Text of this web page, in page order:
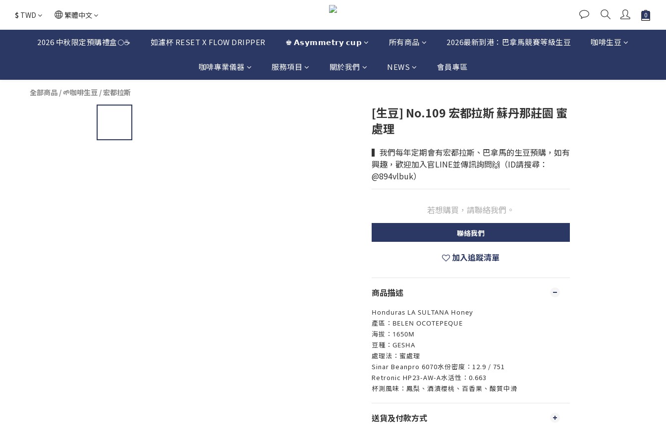
$ TWD 繁體中文
2026 中秋限定預購禮盒🌕☕ 如濾杯 RESET X FLOW DRIPPER ♚ 𝗔𝘀𝘆𝗺𝗺𝗲𝘁𝗿𝘆 𝗰𝘂𝗽 所有商品 2026最新到港：巴拿馬競賽等級生豆 咖啡生豆
咖啡專業儀器 服務項目 關於我們 NEWS 會員專區
全部商品 / 🌱咖啡生豆 /宏都拉斯
[生豆] No.109 宏都拉斯 蘇丹那莊園 蜜
處理
▍我們每年定期會有宏都拉斯、巴拿馬的生豆預購，如有
興趣，歡迎加入官LINE並傳訊詢問🙌（ID請搜尋：
@894vlbuk）
若想購買，請聯絡我們。
聯絡我們
加入追蹤清單
商品描述
Honduras LA SULTANA Honey
產區：BELEN OCOTEPEQUE
海拔：1650M
豆種：GESHA
處理法：蜜處理
Sinar Beanpro 6070水份密度：12.9 / 751
Retronic HP23-AW-A水活性：0.663
杯測風味：鳳梨、酒漬櫻桃、百香果、酸質中滑
送貨及付款方式